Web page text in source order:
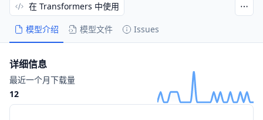
模型介绍 模型文件 Issues
在 Transformers 中使用
详细信息
最近一个月下载量
12